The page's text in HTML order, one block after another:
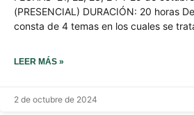
(PRESENCIAL) DURACIÓN: 20 horas
consta de 4 temas en los cuales se
LEER MÁS »
2 de octubre de 2024